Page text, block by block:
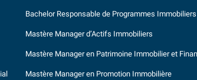
Bachelor Responsable de Programmes Immobiliers
Mastère Manager d’Actifs Immobiliers
Mastère Manager en Patrimoine Immobilier et
Mastère Manager en Promotion Immobilière